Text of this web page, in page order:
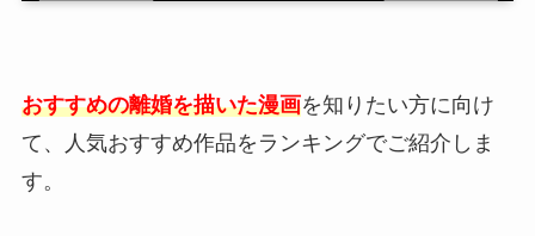
おすすめの離婚を描いた漫画を知りたい方に向け
て、人気おすすめ作品をランキングでご紹介しま
す。